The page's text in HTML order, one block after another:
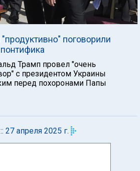
поговорили
Трамп провел "очень
с президентом Украины
перед похоронами Папы
27 апреля 2025 г.